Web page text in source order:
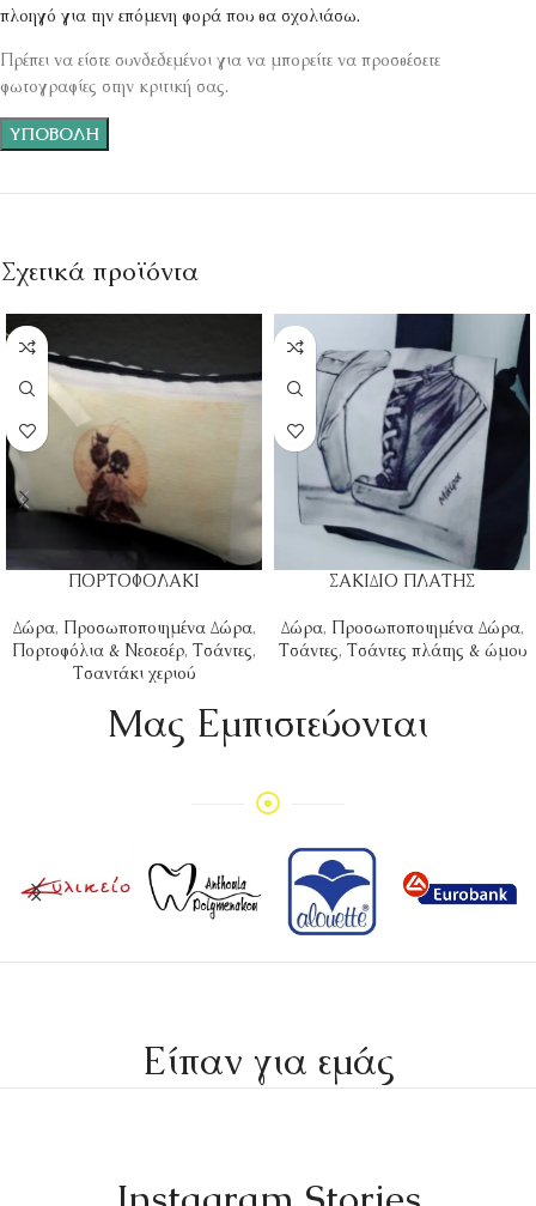
πλοηγό για την επόμενη φορά που θα σχολιάσω.
Πρέπει να είστε συνδεδεμένοι για να μπορείτε να προσθέσετε
φωτογραφίες στην κριτική σας.
Σχετικά προϊόντα
ΠΟΡΤΟΦΟΛΑΚΙ
Δώρα, Προσωποποιημένα Δώρα,
Πορτοφόλια & Νεσεσέρ, Τσάντες,
Τσαντάκι χεριού
ΣΑΚΙΔΙΟ ΠΛΑΤΗΣ
Δώρα, Προσωποποιημένα Δώρα,
Τσάντες, Τσάντες πλάτης & ώμου
Mας Εμπιστεύονται
Είπαν για εμάς